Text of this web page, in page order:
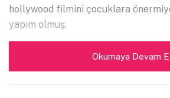
hollywood filmini çocuklara
yapım olmuş.
Okumaya Devam